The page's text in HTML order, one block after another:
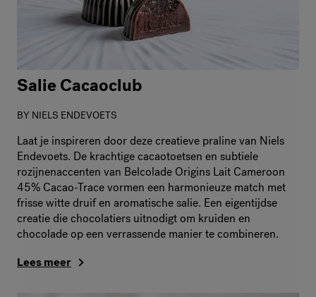
Salie Cacaoclub
BY NIELS ENDEVOETS
Laat je inspireren door deze creatieve praline van Niels
Endevoets. De krachtige cacaotoetsen en subtiele
rozijnenaccenten van Belcolade Origins Lait Cameroon
45% Cacao-Trace vormen een harmonieuze match met
frisse witte druif en aromatische salie. Een eigentijdse
creatie die chocolatiers uitnodigt om kruiden en
chocolade op een verrassende manier te combineren.
Lees meer